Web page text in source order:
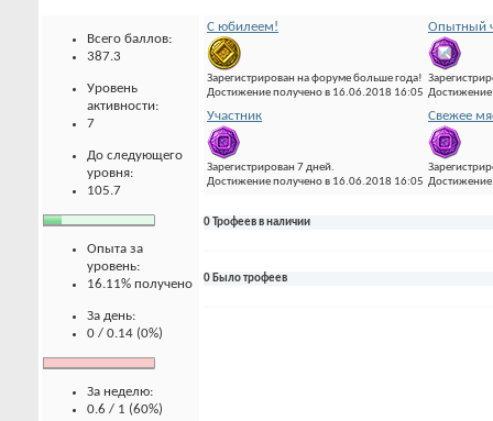
Всего баллов:
387.3
Уровень
активности:
7
До следующего
уровня:
105.7
Опыта за
уровень:
16.11% получено
За день:
0 / 0.14 (0%)
За неделю:
0.6 / 1 (60%)
С юбилеем!
Зарегистрирован на форуме больше года!
Достижение получено в 16.06.2018 16:05
Опытный
Участник
Зарегистрирован 7 дней.
Достижение получено в 16.06.2018 16:05
Свежее
0 Трофеев в наличии
0 Было трофеев